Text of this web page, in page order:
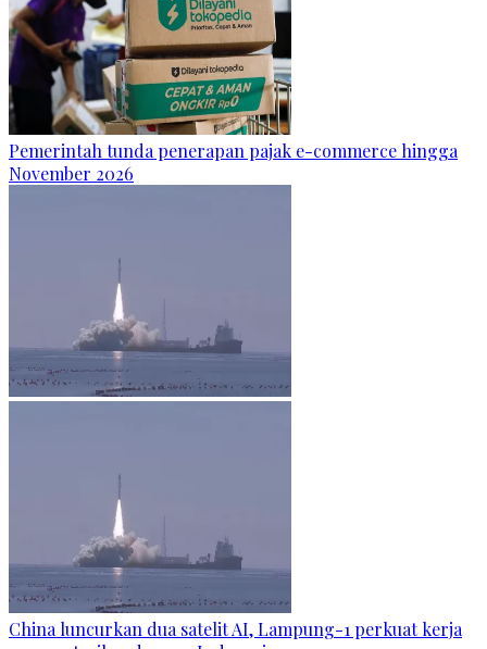
Pemerintah tunda penerapan pajak e-commerce hingga
November 2026
China luncurkan dua satelit AI, Lampung-1 perkuat kerja